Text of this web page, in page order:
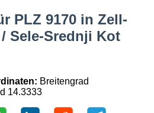
PLZ 9170 in Zell-
Sele-Srednji Kot
Breitengrad
14.3333